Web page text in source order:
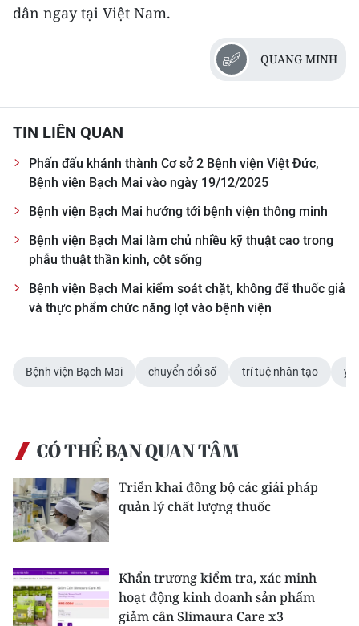
dân ngay tại Việt Nam.
QUANG MINH
TIN LIÊN QUAN
Phấn đấu khánh thành Cơ sở 2 Bệnh viện Việt Đức,
Bệnh viện Bạch Mai vào ngày 19/12/2025
Bệnh viện Bạch Mai hướng tới bệnh viện thông minh
Bệnh viện Bạch Mai làm chủ nhiều kỹ thuật cao trong
phẫu thuật thần kinh, cột sống
Bệnh viện Bạch Mai kiểm soát chặt, không để thuốc giả
và thực phẩm chức năng lọt vào bệnh viện
Bệnh viện Bạch Mai chuyển đổi số trí tuệ nhân tạo y
CÓ THỂ BẠN QUAN TÂM
Triển khai đồng bộ các giải pháp
quản lý chất lượng thuốc
Khẩn trương kiểm tra, xác minh
hoạt động kinh doanh sản phẩm
giảm cân Slimaura Care x3